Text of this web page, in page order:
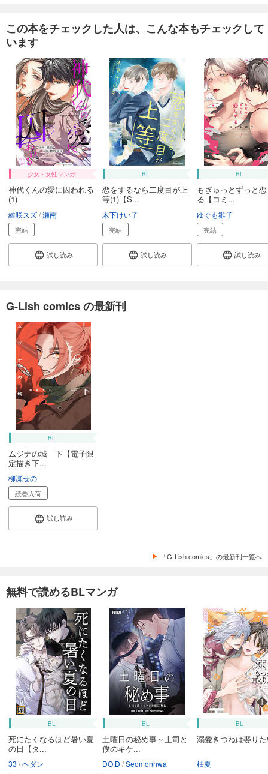
この本をチェックした人は、こんな本もチェックして
います
少女・女性マンガ
神代くんの愛に囚われる
(1)
綺咲スズ 瀬南
完結
試し読み
BL
恋をするなら二度目が上
等(1)【S...
木下けい子
完結
試し読み
BL
もぎゅっとずっと
る【コミ...
ゆぐも雛子
完結
試し読み
G-Lish comics の最新刊
BL
ムジナの城 下【電子限
定描き下...
柳瀬せの
続巻入荷
試し読み
「G-Lish comics」の最新刊一覧へ
無料で読めるBLマンガ
BL
死にたくなるほど暑い夏
の日【タ...
33 ヘダン
BL
土曜日の秘め事～上司と
僕のキケ...
DO.D Seomonhwa
BL
溺愛きつねは娶り
柚夏